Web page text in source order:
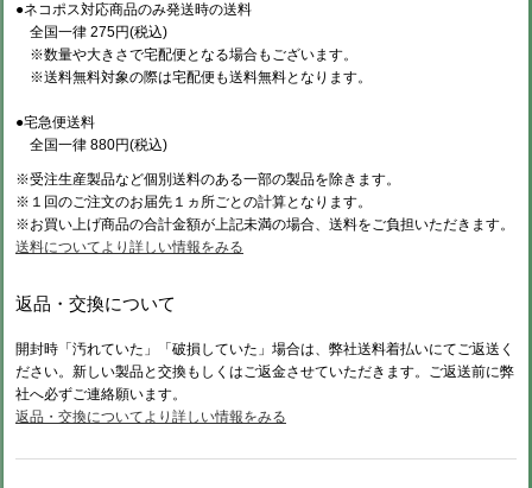
●ネコポス対応商品のみ発送時の送料
全国一律 275円(税込)
※数量や大きさで宅配便となる場合もございます。
※送料無料対象の際は宅配便も送料無料となります。
●宅急便送料
全国一律 880円(税込)
※受注生産製品など個別送料のある一部の製品を除きます。
※１回のご注文のお届先１ヵ所ごとの計算となります。
※お買い上げ商品の合計金額が上記未満の場合、送料をご負担いただきます。
送料についてより詳しい情報をみる
返品・交換について
開封時「汚れていた」「破損していた」場合は、弊社送料着払いにてご返送く
ださい。新しい製品と交換もしくはご返金させていただきます。ご返送前に弊
社へ必ずご連絡願います。
返品・交換についてより詳しい情報をみる